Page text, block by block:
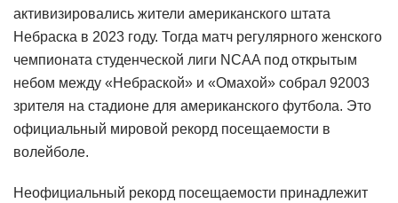
активизировались жители американского штата
Небраска в 2023 году. Тогда матч регулярного женского
чемпионата студенческой лиги NCAA под открытым
небом между «Небраской» и «Омахой» собрал 92003
зрителя на стадионе для американского футбола. Это
официальный мировой рекорд посещаемости в
волейболе.
Неофициальный рекорд посещаемости принадлежит